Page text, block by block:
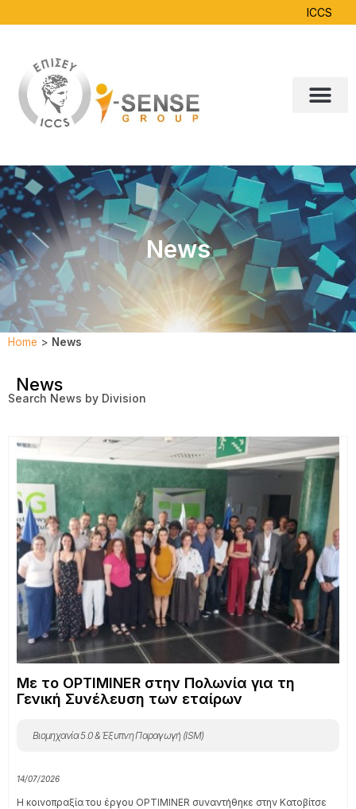
ICCS
News
Home > News
News
Search News by Division
Με το OPTIMINER στην Πολωνία για τη
Γενική Συνέλευση των εταίρων
Βιομηχανία 5.0 & Έξυπνη Παραγωγή (ISM)
14/07/2026
Η κοινοπραξία του έργου OPTIMINER συναντήθηκε στην Κατοβίτσε